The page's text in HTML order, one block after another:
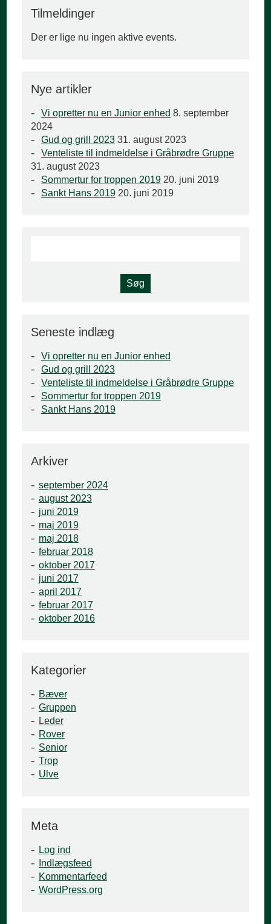
Tilmeldinger
Der er lige nu ingen aktive events.
Nye artikler
Vi opretter nu en Junior enhed 8. september
2024
Gud og grill 2023 31. august 2023
Venteliste til indmeldelse i Gråbrødre Gruppe
31. august 2023
Sommertur for troppen 2019 20. juni 2019
Sankt Hans 2019 20. juni 2019
Seneste indlæg
Vi opretter nu en Junior enhed
Gud og grill 2023
Venteliste til indmeldelse i Gråbrødre Gruppe
Sommertur for troppen 2019
Sankt Hans 2019
Arkiver
september 2024
august 2023
juni 2019
maj 2019
maj 2018
februar 2018
oktober 2017
juni 2017
april 2017
februar 2017
oktober 2016
Kategorier
Bæver
Gruppen
Leder
Rover
Senior
Trop
Ulve
Meta
Log ind
Indlægsfeed
Kommentarfeed
WordPress.org